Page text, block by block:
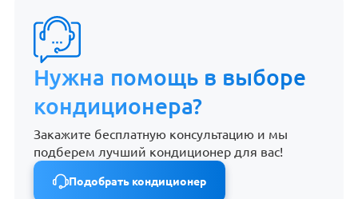
Нужна помощь в выборе
кондиционера?
Закажите бесплатную консультацию и мы
подберем лучший кондиционер для вас!
Подобрать кондиционер